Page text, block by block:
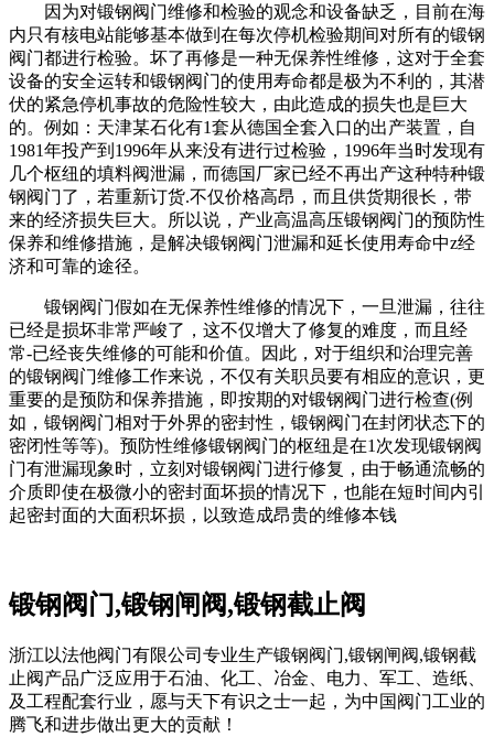
因为对锻钢阀门维修和检验的观念和设备缺乏，目前在海
内只有核电站能够基本做到在每次停机检验期间对所有的锻钢
阀门都进行检验。坏了再修是一种无保养性维修，这对于全套
设备的安全运转和锻钢阀门的使用寿命都是极为不利的，其潜
伏的紧急停机事故的危险性较大，由此造成的损失也是巨大
的。例如：天津某石化有1套从德国全套入口的出产装置，自
1981年投产到1996年从来没有进行过检验，1996年当时发现有
几个枢纽的填料阀泄漏，而德国厂家已经不再出产这种特种锻
钢阀门了，若重新订货.不仅价格高昂，而且供货期很长，带
来的经济损失巨大。所以说，产业高温高压锻钢阀门的预防性
保养和维修措施，是解决锻钢阀门泄漏和延长使用寿命中z经
济和可靠的途径。
锻钢阀门假如在无保养性维修的情况下，一旦泄漏，往往
已经是损坏非常严峻了，这不仅增大了修复的难度，而且经
常-已经丧失维修的可能和价值。因此，对于组织和治理完善
的锻钢阀门维修工作来说，不仅有关职员要有相应的意识，更
重要的是预防和保养措施，即按期的对锻钢阀门进行检查(例
如，锻钢阀门相对于外界的密封性，锻钢阀门在封闭状态下的
密闭性等等)。预防性维修锻钢阀门的枢纽是在1次发现锻钢阀
门有泄漏现象时，立刻对锻钢阀门进行修复，由于畅通流畅的
介质即使在极微小的密封面坏损的情况下，也能在短时间内引
起密封面的大面积坏损，以致造成昂贵的维修本钱
锻钢阀门,锻钢闸阀,锻钢截止阀
浙江以法他阀门有限公司专业生产锻钢阀门,锻钢闸阀,锻钢截
止阀产品广泛应用于石油、化工、冶金、电力、军工、造纸、
及工程配套行业，愿与天下有识之士一起，为中国阀门工业的
腾飞和进步做出更大的贡献！